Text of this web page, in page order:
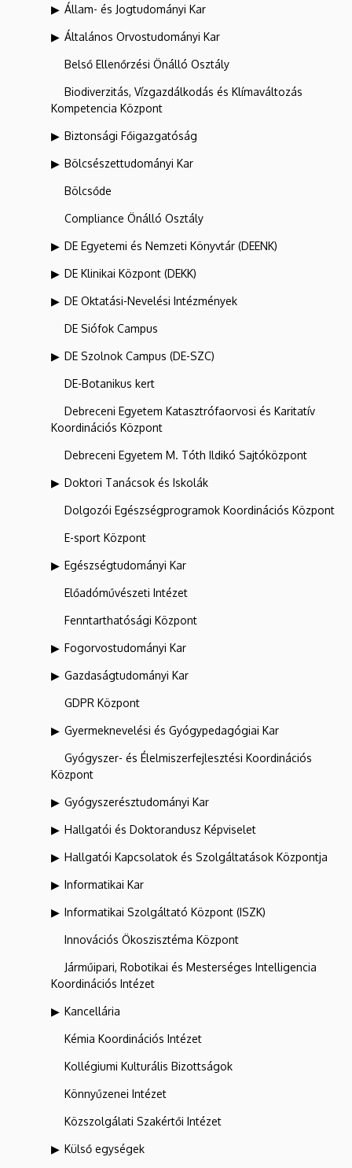
Állam- és Jogtudományi Kar
Általános Orvostudományi Kar
Belső Ellenőrzési Önálló Osztály
Biodiverzitás, Vízgazdálkodás és Klímaváltozás
Kompetencia Központ
Biztonsági Főigazgatóság
Bölcsészettudományi Kar
Bölcsőde
Compliance Önálló Osztály
DE Egyetemi és Nemzeti Könyvtár (DEENK)
DE Klinikai Központ (DEKK)
DE Oktatási-Nevelési Intézmények
DE Siófok Campus
DE Szolnok Campus (DE-SZC)
DE-Botanikus kert
Debreceni Egyetem Katasztrófaorvosi és Karitatív
Koordinációs Központ
Debreceni Egyetem M. Tóth Ildikó Sajtóközpont
Doktori Tanácsok és Iskolák
Dolgozói Egészségprogramok Koordinációs Központ
E-sport Központ
Egészségtudományi Kar
Előadóművészeti Intézet
Fenntarthatósági Központ
Fogorvostudományi Kar
Gazdaságtudományi Kar
GDPR Központ
Gyermeknevelési és Gyógypedagógiai Kar
Gyógyszer- és Élelmiszerfejlesztési Koordinációs
Központ
Gyógyszerésztudományi Kar
Hallgatói és Doktorandusz Képviselet
Hallgatói Kapcsolatok és Szolgáltatások Központja
Informatikai Kar
Informatikai Szolgáltató Központ (ISZK)
Innovációs Ökoszisztéma Központ
Járműipari, Robotikai és Mesterséges Intelligencia
Koordinációs Intézet
Kancellária
Kémia Koordinációs Intézet
Kollégiumi Kulturális Bizottságok
Könnyűzenei Intézet
Közszolgálati Szakértői Intézet
Külső egységek